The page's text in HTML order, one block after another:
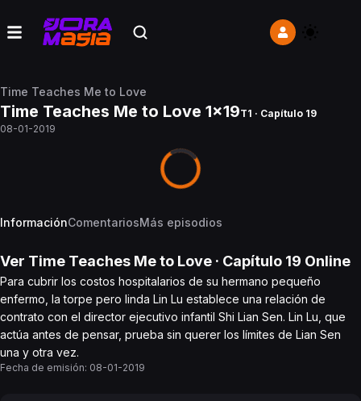
Time Teaches Me to Love
Time Teaches Me to Love 1x19T1 · Capítulo 19
08-01-2019
InformaciónComentariosMás episodios
Ver Time Teaches Me to Love · Capítulo 19 Online
Para cubrir los costos hospitalarios de su hermano pequeño
enfermo, la torpe pero linda Lin Lu establece una relación de
contrato con el director ejecutivo infantil Shi Lian Sen. Lin Lu, que
actúa antes de pensar, prueba sin querer los límites de Lian Sen
una y otra vez.
Fecha de emisión: 08-01-2019